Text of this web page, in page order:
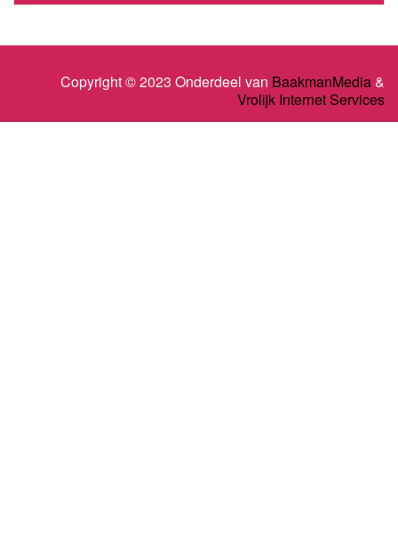
Copyright © 2023 Onderdeel van BaakmanMedia&
Vrolijk Internet Services